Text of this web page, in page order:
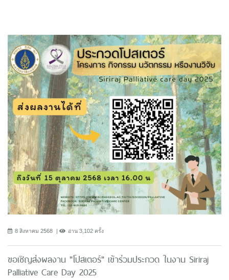
8 สิงหาคม 2568 อ่าน 3,102 ครั้ง
ขอเชิญส่งผลงาน "โปสเตอร์" เข้าร่วมประกวด ในงาน Siriraj
Palliative Care Day 2025